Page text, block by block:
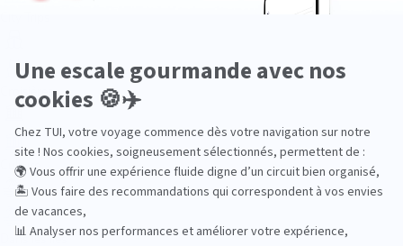
Culture
Dans les îles